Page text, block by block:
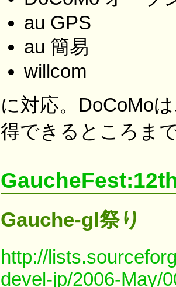
au GPS
au 簡易
willcom
に対応。DoCoMo
得できるところま
Gauche-gl祭り
http://
devel-jp/2006-May/